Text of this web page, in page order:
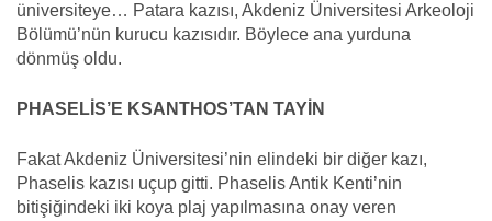
üniversiteye… Patara kazısı, Akdeniz Üniversitesi Arkeoloji
Bölümü’nün kurucu kazısıdır. Böylece ana yurduna
dönmüş oldu.
PHASELİS’E KSANTHOS’TAN TAYİN
Fakat Akdeniz Üniversitesi’nin elindeki bir diğer kazı,
Phaselis kazısı uçup gitti. Phaselis Antik Kenti’nin
bitişiğindeki iki koya plaj yapılmasına onay veren